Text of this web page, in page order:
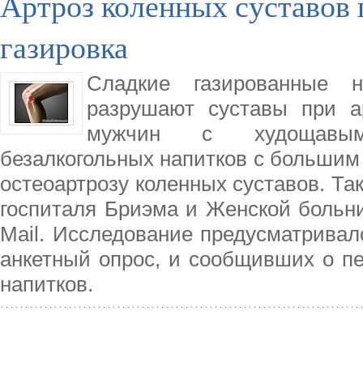
газировка
Сладкие газированные
разрушают суставы при
мужчин с худощавым
безалкогольных напитков с
остеоартрозу коленных суставов.
госпиталя Бриэма и Женской
Mail. Исследование
анкетный опрос, и сообщивших о
напитков.